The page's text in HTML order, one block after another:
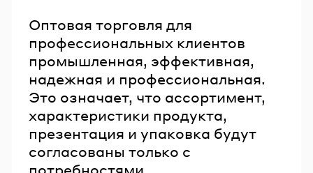
Оптовая торговля для
профессиональных клиентов
промышленная, эффективная,
надежная и профессиональная.
Это означает, что ассортимент,
характеристики продукта,
презентация и упаковка будут
согласованы только с
потребностями